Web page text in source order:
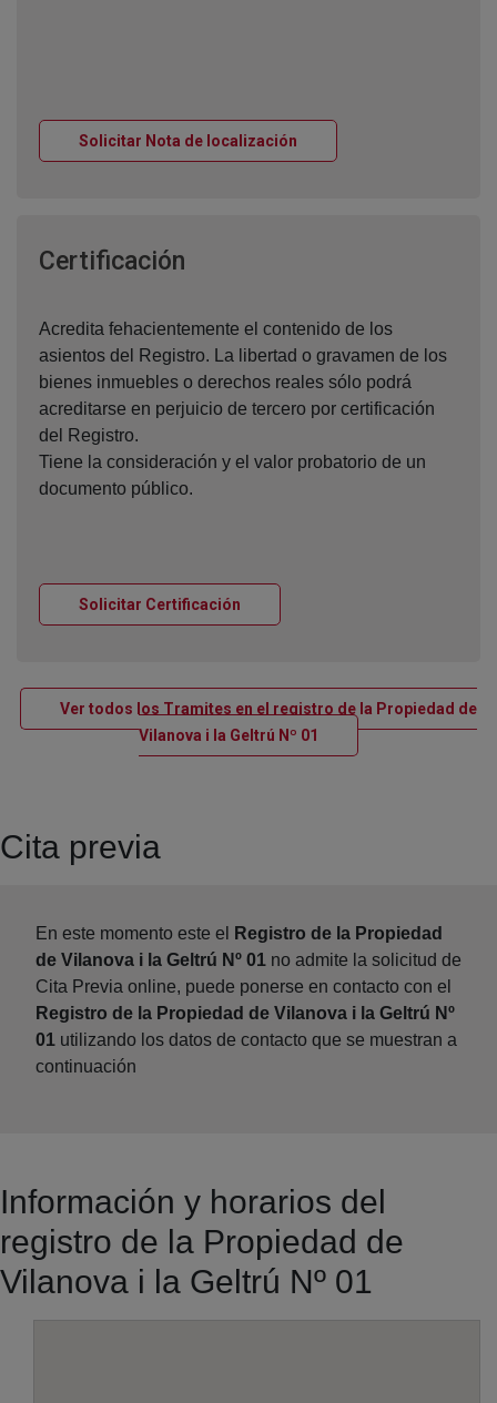
Solicitar Nota de localización
Certificación
Acredita fehacientemente el contenido de los
asientos del Registro. La libertad o gravamen de los
bienes inmuebles o derechos reales sólo podrá
acreditarse en perjuicio de tercero por certificación
del Registro.
Tiene la consideración y el valor probatorio de un
documento público.
Solicitar Certificación
Ver todos los Tramites en el registro de la Propiedad de
Vilanova i la Geltrú Nº 01
Ventana nueva
Cita previa
En este momento este el
Registro de la Propiedad
de Vilanova i la Geltrú Nº 01 no admite la solicitud de
Cita Previa online, puede ponerse en contacto con el
Registro de la Propiedad de Vilanova i la Geltrú Nº
01 utilizando los datos de contacto que se muestran a
continuación
Información y horarios del
registro de la Propiedad de
Vilanova i la Geltrú Nº 01